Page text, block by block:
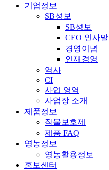
기업정보
SB성보
SB성보
CEO 인사말
경영이념
인재경영
역사
CI
사업 영역
사업장 소개
제품정보
작물보호제
제품 FAQ
영농정보
영농활용정보
홍보센터